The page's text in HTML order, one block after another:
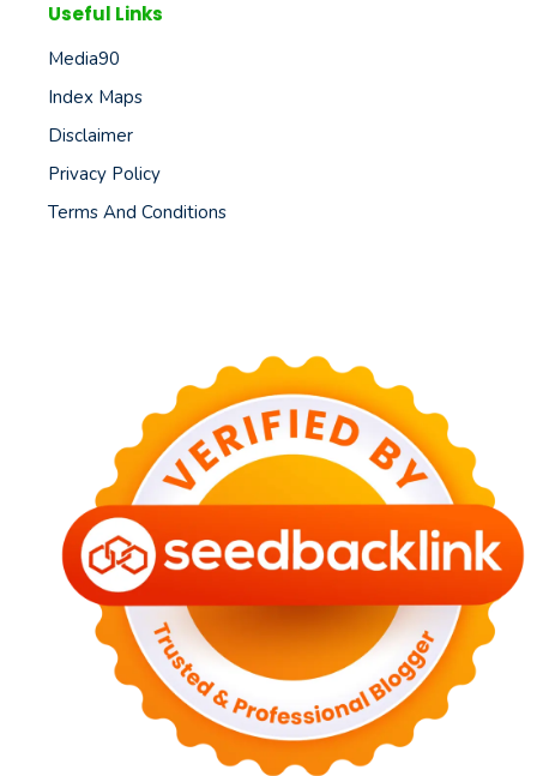
Useful Links
Media90
Index Maps
Disclaimer
Privacy Policy
Terms And Conditions